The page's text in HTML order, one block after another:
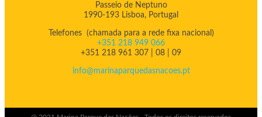
Passeio de Neptuno
1990-193 Lisboa, Portugal
Telefones (chamada para a rede fixa nacional)
+351 218 949 066
+351 218 961 307 | 08 | 09
info@marinaparquedasnacoes.pt